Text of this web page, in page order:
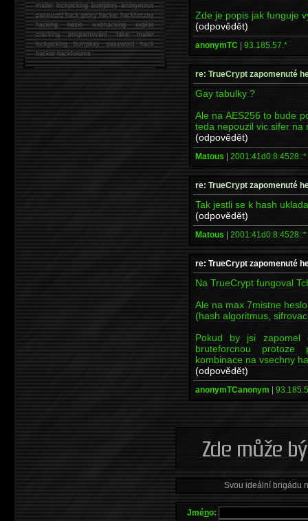
Zde je popis jak funguje
(odpovědět)
anonymTC | 93.185.57.*
re: TrueCrypt zapomenuté
Gay tabulky ?
Ale na AES256 to bude
teda nepouzil vic sifer na
(odpovědět)
Matous | 2001:41d0:8:4528::*
re: TrueCrypt zapomenuté
Tak jestli se k hash
(odpovědět)
Matous | 2001:41d0:8:4528::*
re: TrueCrypt zapomenuté
Na TrueCrypt fungoval
Ale na max 7mistne
(hash algoritmus,
Pokud by jsi
bruteforcnou
kombinace na vsechny
(odpovědět)
anonymTCanonym |
Svou ideální brigádu
Jméno:
mailer lockpicking bumpkey anonymous
password hack proxy hacker hackforums
hacking heslo webhacking exploit
cracking programování fake mailer
lockpicking bumpkey password hack
hackerhackforums